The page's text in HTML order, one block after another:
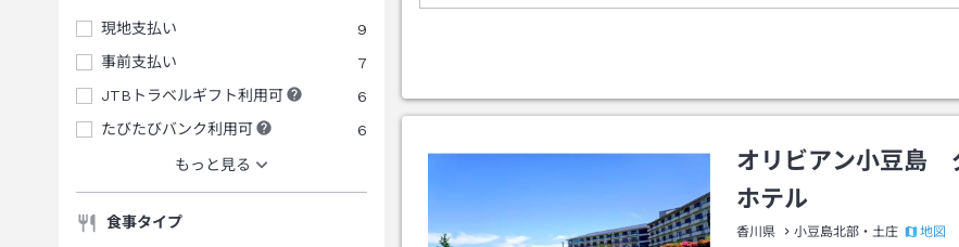
現地支払い
9
事前支払い
7
JTBトラベルギフト利用可
6
たびたびバンク利用可
6
もっと見る
食事タイプ
オリビアン小豆島
ホテル
香川県 小豆島北部・土庄
地図